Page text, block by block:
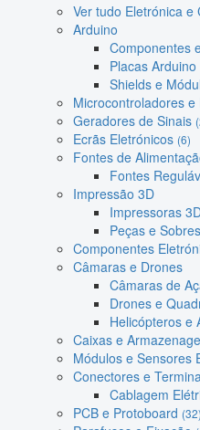
Ver tudo Eletrónica e
Arduino
Componentes
Placas Arduino
Shields e
Microcontroladores
Geradores de Sinais
Ecrãs Eletrónicos (6)
Fontes de
Fontes
Impressão 3D
Impressoras
Peças e
Componentes
Câmaras e Drones
Câmaras de
Drones e
Helicópteros e
Caixas e
Módulos e Sensores
Conectores e
Cablagem
PCB e Protoboard (32)